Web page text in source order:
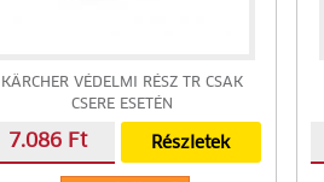
KÄRCHER VÉDELMI RÉSZ TR CSAK
CSERE ESETÉN
7.086 Ft Részletek